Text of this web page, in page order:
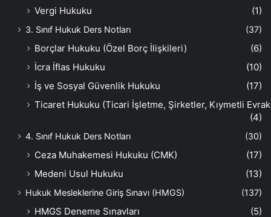
Vergi Hukuku
(1)
3. Sınıf Hukuk Ders Notları (37)
Borçlar Hukuku (Özel Borç İlişkileri)
(6)
İcra İflas Hukuku
(10)
İş ve Sosyal Güvenlik Hukuku
(17)
Ticaret Hukuku (Ticari İşletme, Şirketler, Kıymetli
(4)
4. Sınıf Hukuk Ders Notları (30)
Ceza Muhakemesi Hukuku (CMK)
(17)
Medeni Usul Hukuku
(13)
Hukuk Mesleklerine Giriş Sınavı (HMGS) (137)
HMGS Deneme Sınavları
(5)